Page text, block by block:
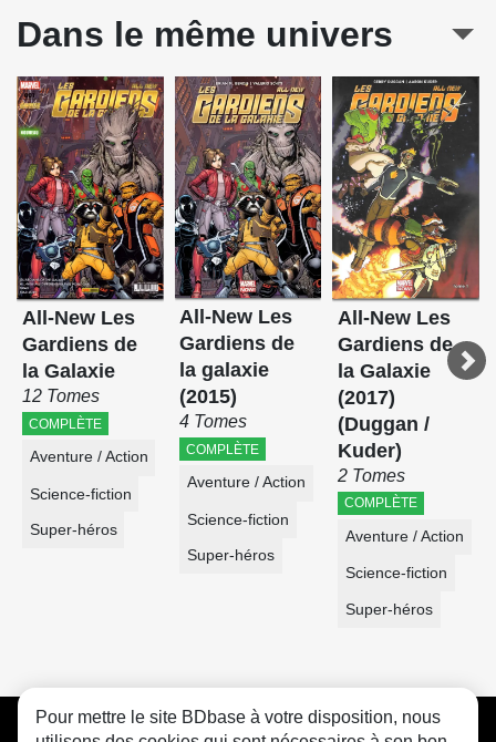
Dans le même univers
All-New Les
Gardiens de
la Galaxie
12 Tomes
COMPLÈTE
Aventure / Action
Science-fiction
Super-héros
All-New Les
Gardiens de
la galaxie
(2015)
4 Tomes
COMPLÈTE
Aventure / Action
Science-fiction
Super-héros
All-New Les
Gardiens de
la Galaxie
(2017)
(Duggan /
Kuder)
2 Tomes
COMPLÈTE
Aventure / Action
Science-fiction
Super-héros
CGU FAQ Contact Cookies
Pour mettre le site BDbase à votre disposition, nous